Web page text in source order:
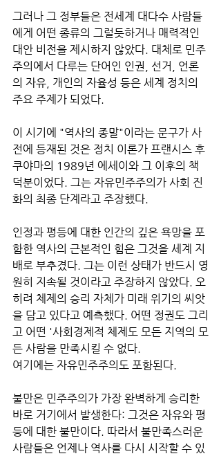
그러나 그 정부들은 전세계 대다수 사람들
에게 어떤 종류의 그럴듯하거나 매력적인
대안 비전을 제시하지 않았다. 대체로 민주
주의에서 다루는 단어인 인권, 선거, 언론
의 자유, 개인의 자율성 등은 세계 정치의
주요 주제가 되었다.
이 시기에 "역사의 종말"이라는 문구가 사
전에 등재된 것은 정치 이론가 프랜시스 후
쿠야마의 1989년 에세이와 그 이후의 책
덕분이었다. 그는 자유민주주의가 사회 진
화의 최종 단계라고 주장했다.
인정과 평등에 대한 인간의 깊은 욕망을 포
함한 역사의 근본적인 힘은 그것을 세계 지
배로 부추겼다. 그는 이런 상태가 반드시 영
원히 지속될 것이라고 주장하지 않았다. 오
히려 체제의 승리 자체가 미래 위기의 씨앗
을 담고 있다고 예측했다. 어떤 정권도 그리
고 어떤 '사회경제적 체제도 모든 지역의 모
든 사람을 만족시킬 수 없다.
여기에는 자유민주주의도 포함된다.
불만은 민주주의가 가장 완벽하게 승리한
바로 거기에서 발생한다: 그것은 자유와 평
등에 대한 불만이다. 따라서 불만족스러운
사람들은 언제나 역사를 다시 시작할 수 있